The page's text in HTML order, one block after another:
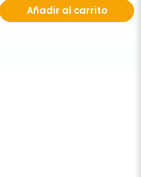
Añadir al carrito